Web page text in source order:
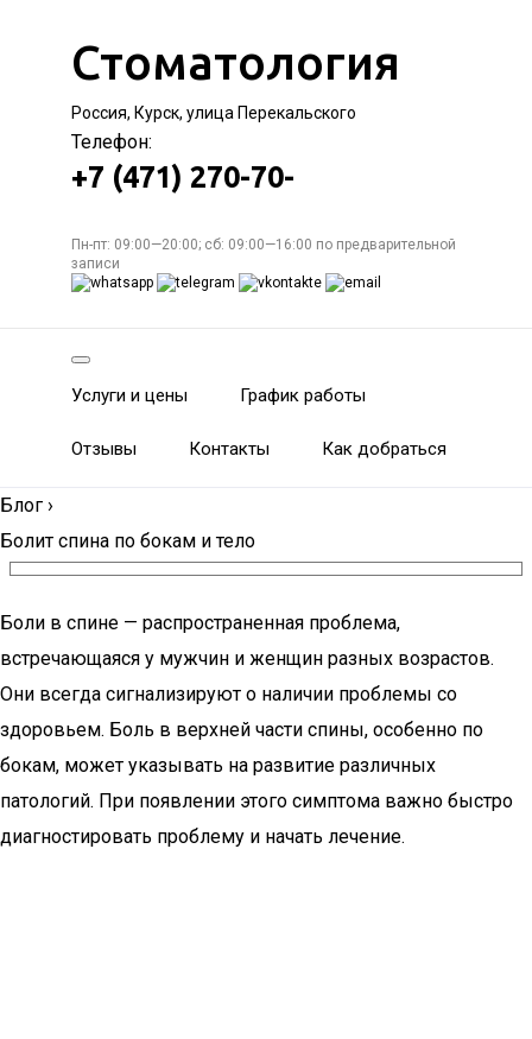
Стоматология
Россия, Курск, улица Перекальского
Телефон:
+7 (471) 270-70-
Пн-пт: 09:00—20:00; сб: 09:00—16:00 по предварительной
записи
Услуги и цены График работы
Отзывы Контакты Как добраться
Блог ›
Болит спина по бокам и тело
Боли в спине — распространенная проблема,
встречающаяся у мужчин и женщин разных возрастов.
Они всегда сигнализируют о наличии проблемы со
здоровьем. Боль в верхней части спины, особенно по
бокам, может указывать на развитие различных
патологий. При появлении этого симптома важно быстро
диагностировать проблему и начать лечение.